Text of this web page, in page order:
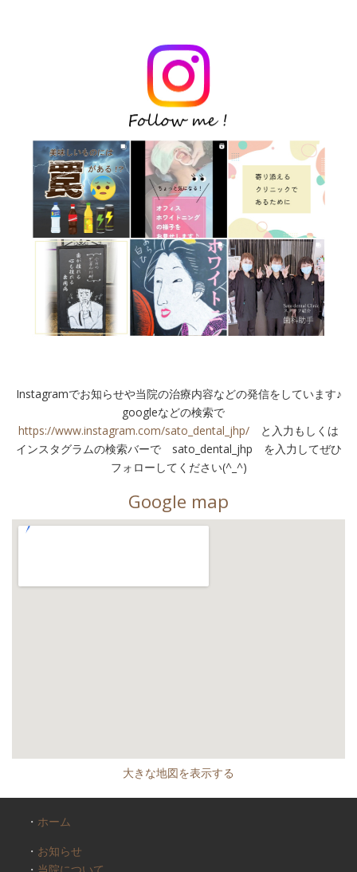
Instagramでお知らせや当院の治療内容などの発信をしています♪
googleなどの検索で
https://www.instagram.com/sato_dental_jhp/ と入力もしくは
インスタグラムの検索バーで sato_dental_jhp を入力してぜひ
フォローしてください(^_^)
Google map
大きな地図を表示する
・ ホーム
・ お知らせ